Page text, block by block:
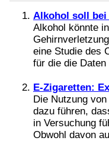
Alkohol soll bei
Alkohol könnte
eine Studie des
für die die
E-Zigaretten:
Die Nutzung
dazu führen,
in Versuchung
Obwohl davon